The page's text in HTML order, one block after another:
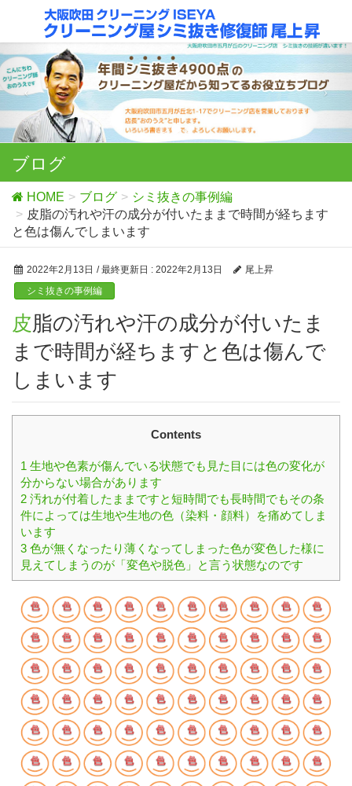
ブログ
HOME ブログ
シミ抜きの事例編
皮脂の汚れや汗の成分が付いたままで時間が経ちます
と色は傷んでしまいます
2022年2月13日 / 最終更新日 : 2022年2月13日
尾上昇
シミ抜きの事例編
皮脂の汚れや汗の成分が付いたま
まで時間が経ちますと色は傷んで
しまいます
Contents
1 生地や色素が傷んでいる状態でも見た目には色の変化が
分からない場合があります
2 汚れが付着したままですと短時間でも長時間でもその条
件によっては生地や生地の色（染料・顔料）を痛めてしま
います
3 色が無くなったり薄くなってしまった色が変色した様に
見えてしまうのが「変色や脱色」と言う状態なのです